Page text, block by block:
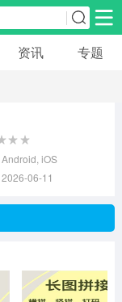
安卓游戏
资讯 专题
iOS
06-11